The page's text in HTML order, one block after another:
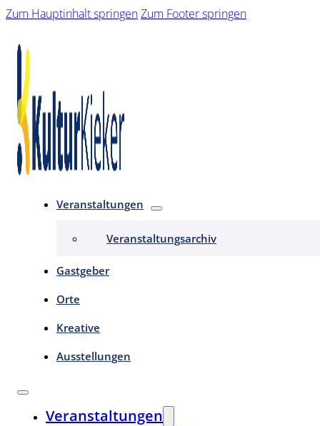
Zum Hauptinhalt springenZum Footer springen
Veranstaltungen
Veranstaltungsarchiv
Gastgeber
Orte
Kreative
Ausstellungen
Veranstaltungen